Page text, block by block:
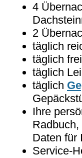
4
2
täglich
täglich
täglich
täglich
Ihre
Daten für
Service-